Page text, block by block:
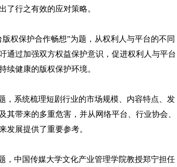
了行之有效的应对策略。
权保护合作畅想”为题，从权利人与平台的不同
过加强双方权益保护意识，促进权利人与平台
续健康的版权保护环境。
，系统梳理短剧行业的市场规模、内容特点、发
带来的多重危害，并从网络平台、行业协会、
发展提供了重要参考。
，中国传媒大学文化产业管理学院教授郑宁担任